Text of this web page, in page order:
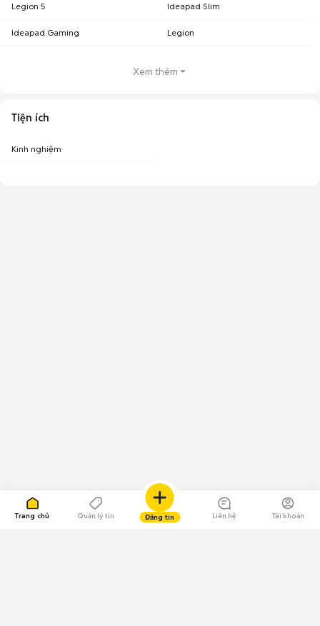
Trang chủ Quản lý tin Đăng tin Liên hệ Tài khoản
Legion 5 Ideapad Slim
Ideapad Gaming Legion
Xem thêm
Tiện ích
Kinh nghiệm